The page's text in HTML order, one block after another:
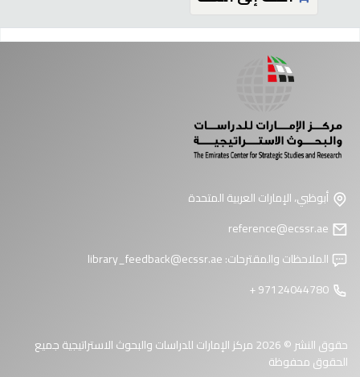
أبوظبي، الإمارات العربية المتحدة
الملاحظات والمقترحات:library_feedback@ecssr.ae
حقوق النشر © 2026 مركز الإمارات للدراسات والبحوث الاستراتيجية جميع
الحقوق محفوظة